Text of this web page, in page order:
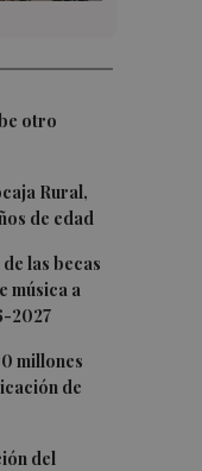
otro
Rural,
de edad
las becas
música a
2027
millones
de
del